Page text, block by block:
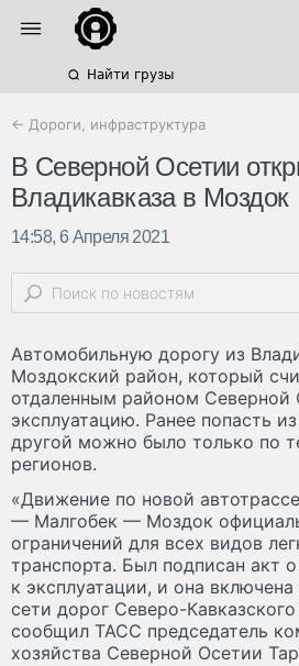
Найти грузы
← Дороги, инфраструктура
В Северной Осетии
Владикавказа в Моздок
14:58, 6 Апреля 2021
Автомобильную дорогу из
Моздокский район, который
отдаленным районом Северной
эксплуатацию. Ранее попасть
другой можно было только по
регионов.
«Движение по новой
— Малгобек — Моздок
ограничений для всех видов
транспорта. Был подписан акт
к эксплуатации, и она
сети дорог Северо-
сообщил ТАСС председатель
хозяйства Северной Осетии